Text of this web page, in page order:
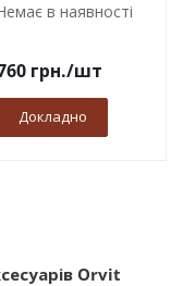
в наявності
грн./шт
Докладно
Orvit